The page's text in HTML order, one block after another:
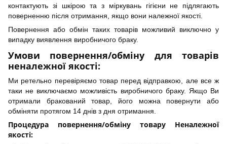
контактують зі шкірою та з міркувань гігієни не підлягають
поверненню після отримання, якщо вони належної якості.
Повернення або обмін таких товарів можливий виключно у
випадку виявлення виробничого браку.
Умови повернення/обміну для товарів
неналежної якості:
Ми ретельно перевіряємо товар перед відправкою, але все ж
таки не виключаємо можливість виробничого браку. Якщо Ви
отримали бракований товар, його можна повернути або
обміняти протягом 14 днів з дня отримання.
Процедура повернення/обміну товару Неналежної
якості: